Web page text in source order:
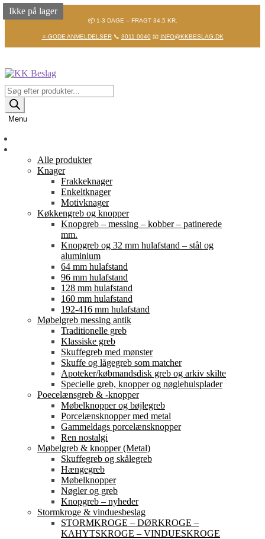
📦 1-3 DAGE – FRAGT 34,5 KR.
⭐-GODE ANMELDELSER📞 3011 0040📧 INFO@KKBESLAG.DK
Spring
til
navigation
Spring
til
indhold
Products
search
Menu
Alle produkter
Knager
Frakkeknager
Enkeltknager
Motivknager
Køkkengreb og knopper
Knopgreb – messing – kobber – patinerede
mm.
Knopgreb og 32 mm hulafstand – stål og
aluminium
64 mm hulafstand
96 mm hulafstand
128 mm hulafstand
160 mm hulafstand
192-416 mm hulafstand
Møbelgreb messing antik
Traditionelle greb
Klassiske greb
Skuffegreb med mønster
Skuffe og lågegreb som matcher
Apoteker/købmandsdisk greb og arkiv skilte
Specielle greb, knopper og nøglehulsplader
Poecelænsgreb & -knopper
Møbelknopper og bøjlegreb
Porcelænsknopper med metal
Gammeldags porcelænsknopper
Ren nostalgi
Møbelgreb & knopper (Metal)
Skuffegreb og skålegreb
Hængegreb
Møbelknopper
Nøgler og greb
Knopgreb – nyheder
Stormkroge & vinduesbeslag
STORMKROGE – DØRKROGE –
KAHYTSKROGE – VINDUESKROGE
Ikke på lager
Ikke på lager